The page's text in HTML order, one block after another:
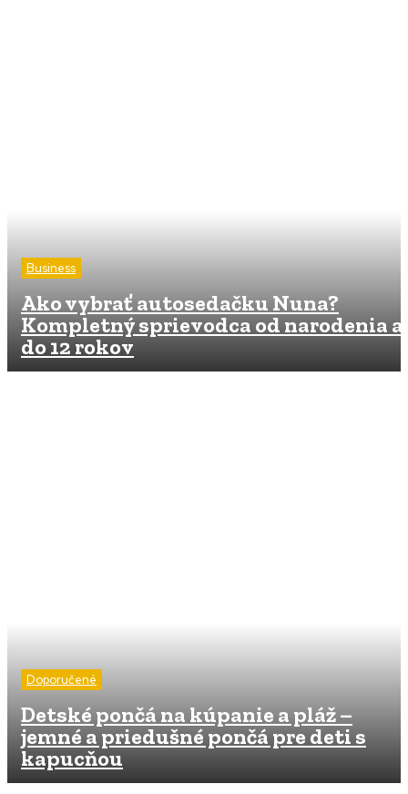
Business
Ako vybrať autosedačku Nuna?
Kompletný sprievodca od narodenia
do 12 rokov
Doporučené
Detské pončá na kúpanie a pláž –
jemné a priedušné pončá pre deti s
kapucňou